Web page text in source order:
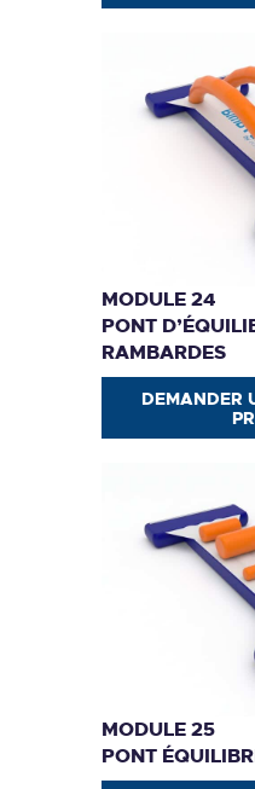
MODULE 24
PONT
RAMBARDES
DEMANDER
MODULE 25
PONT